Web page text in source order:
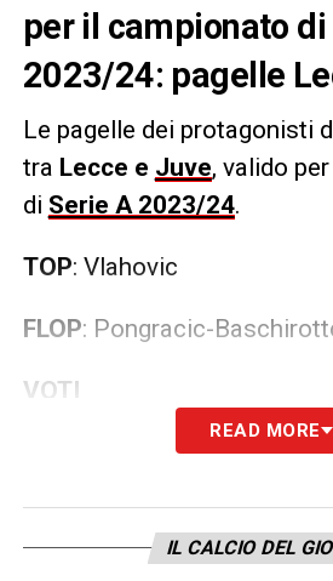
per il campionato
2023/24: pagelle
Le pagelle dei protagonisti
tra Lecce e Juve, valido
di Serie A 2023/24.
TOP: Vlahovic
FLOP: Pongracic-
VOTI
LECCE (4-3-3): Falcone 6.5;
Dorgu 6); Gonzalez 5.5 (60′
Ramadani 6, Kaba 5.5;
READ MORE
IL CALCIO DEL